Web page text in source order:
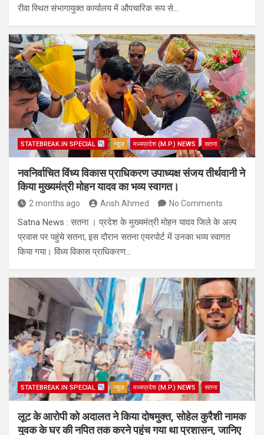
रीवा स्थित संभागायुक्त कार्यालय में औपचारिक रूप से…
STATEBREAK.IN SPECIAL न्यूज़ मध्यप्रदेश (M.P.) NEWS सतना
नवनिर्वाचित विंध्य विकास प्राधिकरण उपाध्यक्ष संजय तीर्थवानी ने
किया मुख्यमंत्री मोहन यादव का भव्य स्वागत।
2 months ago Arish Ahmed No Comments
Satna News : सतना । प्रदेश के मुख्यमंत्री मोहन यादव जिले के अल्प
प्रवास पर पहुंचे सतना, इस दौरान सतना एयरपोर्ट में उनका भव्य स्वागत
किया गया। विंध्य विकास प्राधिकरण…
STATEBREAK.IN SPECIAL न्यूज़ मध्यप्रदेश (M.P.) NEWS सतना
लूट के आरोपी को अदालत ने किया दोषमुक्त, सोहेल कुरैशी नामक
युवक के घर की नपित तक करने पहुंच गया था प्रशासन, जानिए